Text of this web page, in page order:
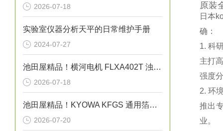
2026-07-18
实验室仪器分析天平的日常维护手册
2024-07-27
池田屋精品！横河电机 FLXA402T 浊度/余氯液体分析仪
2026-07-18
池田屋精品！KYOWA KFGS 通用箔式应变片
2026-07-20
原装
日本‌
确：
1. 科
主打‌
强度
2. 环
推出‌
业。